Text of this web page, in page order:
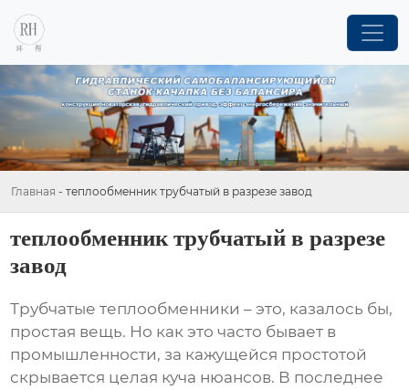
Главная - теплообменник трубчатый в разрезе завод
теплообменник трубчатый в разрезе
завод
Трубчатые теплообменники – это, казалось бы,
простая вещь. Но как это часто бывает в
промышленности, за кажущейся простотой
скрывается целая куча нюансов. В последнее